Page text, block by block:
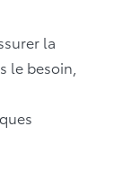
la
le besoin,